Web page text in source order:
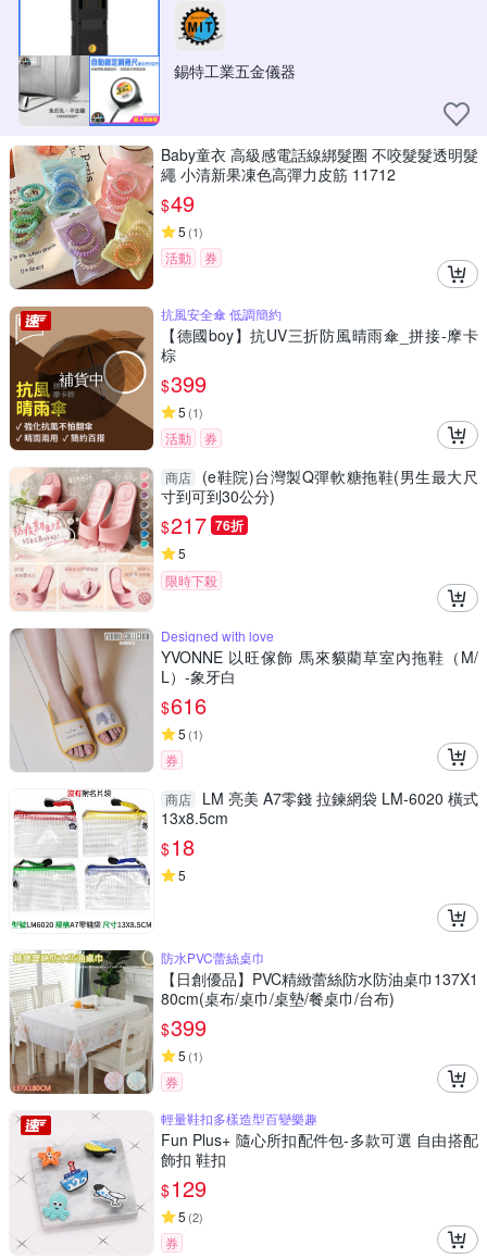
錫特工業五金儀器
Baby童衣 高級感電話線綁髮圈 不咬髮髮透明髮
繩 小清新果凍色高彈力皮筋 11712
$49
5 (1)
活動 券
補貨中
抗風安全傘 低調簡約
【德國boy】抗UV三折防風晴雨傘_拼接-摩卡
棕
$399
5 (1)
活動 券
商店
(e鞋院)台灣製Q彈軟糖拖鞋(男生最大尺
寸到可到30公分)
$217 76折
5
限時下殺
Designed with love
YVONNE 以旺傢飾 馬來貘藺草室內拖鞋（M/
L）-象牙白
$616
5 (1)
券
商店
LM 亮美 A7零錢 拉鍊網袋 LM-6020 橫式
13x8.5cm
$18
5
防水PVC蕾絲桌巾
【日創優品】PVC精緻蕾絲防水防油桌巾137X1
80cm(桌布/桌巾/桌墊/餐桌巾/台布)
$399
5 (1)
券
輕量鞋扣多樣造型百變樂趣
Fun Plus+ 隨心所扣配件包-多款可選 自由搭配
飾扣 鞋扣
$129
5 (2)
券